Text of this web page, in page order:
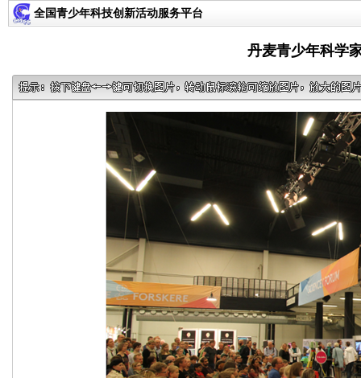
全国青少年科技创新活动服务平台
丹麦青少年科学